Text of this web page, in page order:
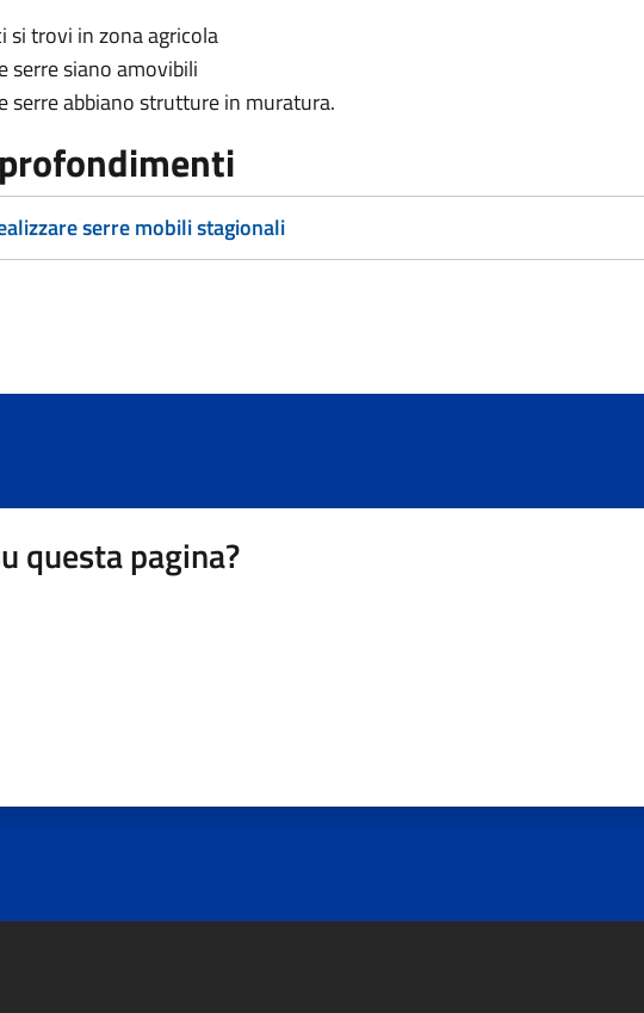
si trovi in zona agricola
serre siano amovibili
serre abbiano strutture in muratura.
serre mobili stagionali
questa pagina?